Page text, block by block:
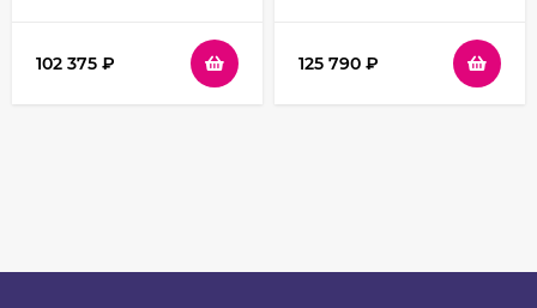
102 375 ₽
125 790 ₽